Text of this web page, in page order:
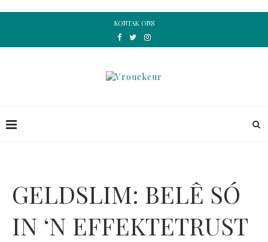
KONTAK ONS
GELDSLIM: BELÊ SÓ
IN ‘N EFFEKTETRUST